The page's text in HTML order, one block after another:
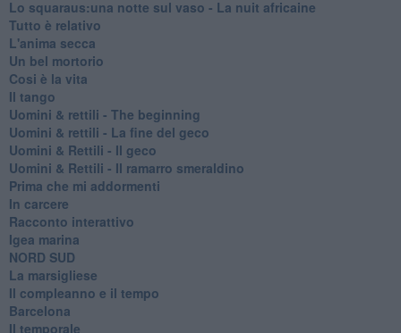
Lo squaraus:una notte sul vaso - La nuit africaine
Tutto è relativo
L'anima secca
Un bel mortorio
Cosi è la vita
Il tango
​Uomini & rettili - The beginning
​Uomini & rettili - La fine del geco
Uomini & Rettili - Il geco
Uomini & Rettili - Il ramarro smeraldino
Prima che mi addormenti
In carcere
Racconto interattivo
Igea marina
​NORD SUD
La marsigliese
Il compleanno e il tempo
Barcelona
Il temporale